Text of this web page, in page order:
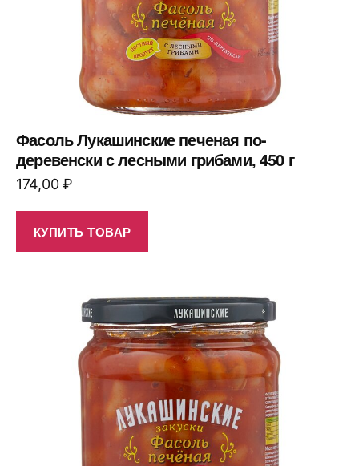
Фасоль Лукашинские печеная по-
деревенски с лесными грибами, 450 г
174,00₽
КУПИТЬ ТОВАР